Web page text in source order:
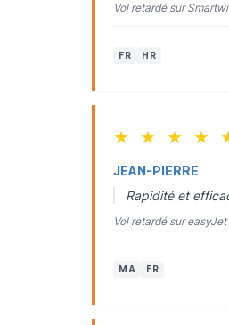
Vol retardé sur
FR HR
★ ★ ★ ★
JEAN-PIERRE
Rapidité et
Vol retardé sur
MA FR